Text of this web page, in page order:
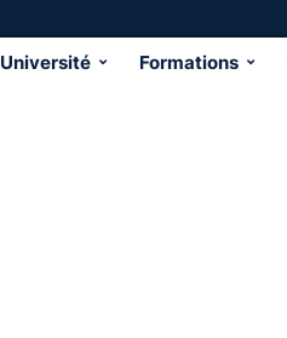
Université Formations